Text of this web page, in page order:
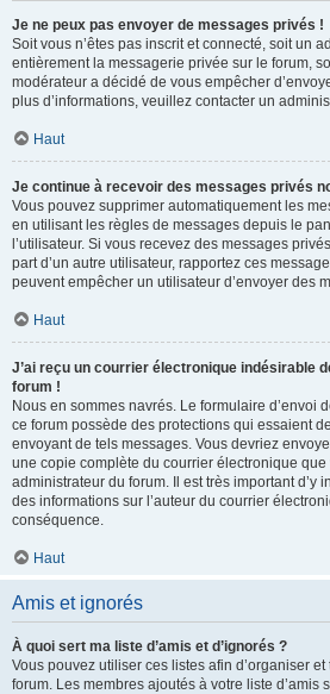
Je ne peux pas envoyer de messages privés !
Soit vous n’êtes pas inscrit et connecté, soit un
entièrement la messagerie privée sur le forum,
modérateur a décidé de vous empêcher
plus d’informations, veuillez contacter un
Haut
Je continue à recevoir des messages privés
Vous pouvez supprimer automatiquement les
en utilisant les règles de messages depuis le
l’utilisateur. Si vous recevez des messages
part d’un autre utilisateur, rapportez ces
peuvent empêcher un utilisateur d’envoyer des
Haut
J’ai reçu un courrier électronique indésirable
forum !
Nous en sommes navrés. Le formulaire d’envoi
ce forum possède des protections qui essaient
envoyant de tels messages. Vous devriez
une copie complète du courrier électronique que
administrateur du forum. Il est très important d’y
des informations sur l’auteur du courrier
conséquence.
Haut
Amis et ignorés
À quoi sert ma liste d’amis et d’ignorés ?
Vous pouvez utiliser ces listes afin d’organiser
forum. Les membres ajoutés à votre liste d’amis